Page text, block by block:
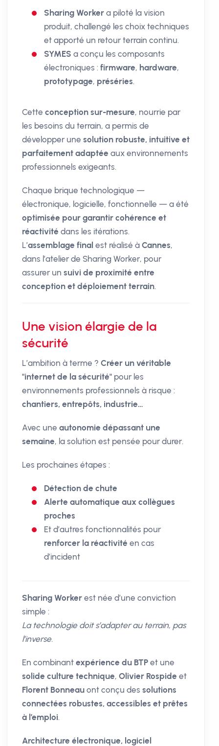
Sharing Worker a piloté la vision
produit, challengé les choix techniques
et apporté un retour terrain continu.
SYMES a conçu les composants
électroniques : firmware, hardware,
prototypage, préséries.
Cette conception sur-mesure, nourrie par
les besoins du terrain, a permis de
développer une solution robuste, intuitive et
parfaitement adaptée aux environnements
professionnels exigeants.
Chaque brique technologique —
électronique, logicielle, fonctionnelle — a été
optimisée pour garantir cohérence et
réactivité dans les itérations.
L’assemblage final est réalisé à Cannes,
dans l’atelier de Sharing Worker, pour
assurer un suivi de proximité entre
conception et déploiement terrain.
Une vision élargie de la
sécurité
L’ambition à terme ? Créer un véritable
"internet de la sécurité" pour les
environnements professionnels à risque :
chantiers, entrepôts, industrie…
Avec une autonomie dépassant une
semaine, la solution est pensée pour durer.
Les prochaines étapes :
Détection de chute
Alerte automatique aux collègues
proches
Et d’autres fonctionnalités pour
renforcer la réactivité en cas
d’incident
Sharing Worker est née d’une conviction
simple :
La technologie doit s’adapter au terrain, pas
l’inverse.
En combinant expérience du BTP et une
solide culture technique, Olivier Rospide et
Florent Bonneau ont conçu des solutions
connectées robustes, accessibles et prêtes
à l’emploi.
Architecture électronique, logiciel